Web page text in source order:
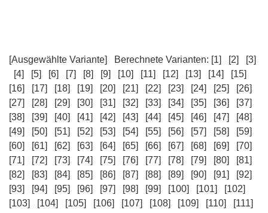
[Ausgewählte Variante] Berechnete Varianten: [1] [2]
[3]
[4]
[5] [6] [7] [8] [9] [10] [11] [12] [13] [14]
[15]
[16]
[17] [18] [19] [20] [21] [22] [23] [24] [25]
[26]
[27]
[28] [29] [30] [31] [32] [33] [34] [35] [36]
[37]
[38]
[39] [40] [41] [42] [43] [44] [45] [46] [47]
[48]
[49]
[50] [51] [52] [53] [54] [55] [56] [57] [58]
[59]
[60]
[61] [62] [63] [64] [65] [66] [67] [68] [69]
[70]
[71]
[72] [73] [74] [75] [76] [77] [78] [79] [80]
[81]
[82]
[83] [84] [85] [86] [87] [88] [89] [90] [91]
[92]
[93]
[94] [95] [96] [97] [98] [99] [100] [101]
[102]
[103]
[104] [105] [106] [107] [108] [109] [110]
[111]